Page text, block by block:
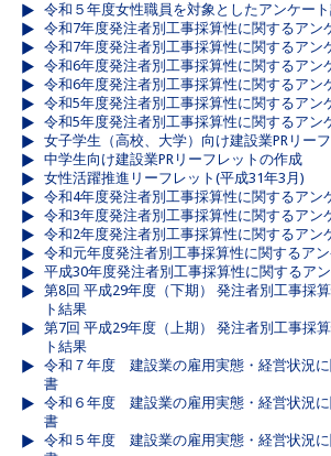
令和５年度女性職員を対象としたアンケー
令和7年度発注者別工事採算性に関するアン
令和7年度発注者別工事採算性に関するアン
令和6年度発注者別工事採算性に関するアン
令和6年度発注者別工事採算性に関するアン
令和5年度発注者別工事採算性に関するアン
令和5年度発注者別工事採算性に関するアン
女子学生（高校、大学）向け建設業PRリー
中学生向け建設業PRリーフレットの作成
女性活躍推進リーフレット(平成31年3月)
令和4年度発注者別工事採算性に関するアン
令和3年度発注者別工事採算性に関するアン
令和2年度発注者別工事採算性に関するアン
令和元年度発注者別工事採算性に関するア
平成30年度発注者別工事採算性に関するア
第8回 平成29年度（下期） 発注者別工事採
ト結果
第7回 平成29年度（上期） 発注者別工事採
ト結果
令和７年度 建設業の雇用実態・経営状況
書
令和６年度 建設業の雇用実態・経営状況
書
令和５年度 建設業の雇用実態・経営状況